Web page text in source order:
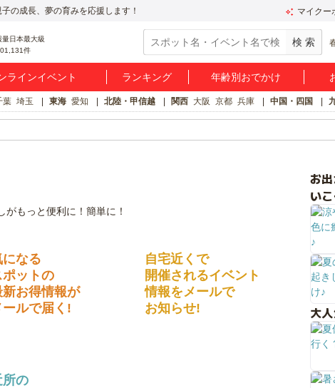
の成長、夢の育みを応援します！ マイクー
件
ラインイベント ランキング 年齢別おでかけ
葉 埼玉 東海 愛知 北陸・甲信越 関西 大阪 京都 兵庫 中国・四国
になる
ポットの
新お得情報が
ールで届く!
自宅近くで
開催されるイベント
情報をメールで
お知らせ!
所の
お
い
大